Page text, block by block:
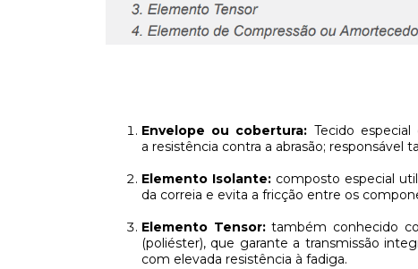
Envelope ou cobertura: Tecido
a resistência contra a abrasão;
Elemento Isolante:composto especial
da correia e evita a fricção entre os
Elemento Tensor:também conhecido
(poliéster), que garante a transmissão
com elevada resistência à fadiga.